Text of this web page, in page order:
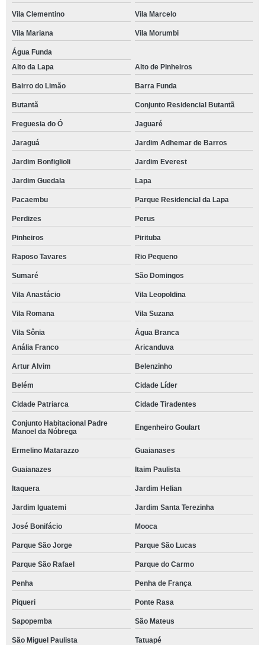
Vila Clementino Vila Marcelo
Vila Mariana Vila Morumbi
Água Funda
Alto da Lapa
Alto de Pinheiros
Bairro do Limão Barra Funda
Butantã Conjunto Residencial Butantã
Freguesia do Ó Jaguaré
Jaraguá Jardim Adhemar de Barros
Jardim Bonfiglioli Jardim Everest
Jardim Guedala Lapa
Pacaembu Parque Residencial da Lapa
Perdizes Perus
Pinheiros Pirituba
Raposo Tavares Rio Pequeno
Sumaré São Domingos
Vila Anastácio Vila Leopoldina
Vila Romana Vila Suzana
Vila Sônia
Água Branca
Anália Franco
Aricanduva
Artur Alvim Belenzinho
Belém Cidade Líder
Cidade Patriarca Cidade Tiradentes
Conjunto Habitacional Padre
Manoel da Nóbrega
Engenheiro Goulart
Ermelino Matarazzo Guaianases
Guaianazes Itaim Paulista
Itaquera Jardim Helian
Jardim Iguatemi Jardim Santa Terezinha
José Bonifácio Mooca
Parque São Jorge Parque São Lucas
Parque São Rafael Parque do Carmo
Penha Penha de França
Piqueri Ponte Rasa
Sapopemba São Mateus
São Miguel Paulista Tatuapé